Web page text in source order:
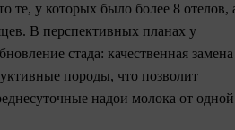
те, у которых было более 8 отелов,
В перспективных планах у
стада: качественная замена
породы, что позволит
надои молока от одной